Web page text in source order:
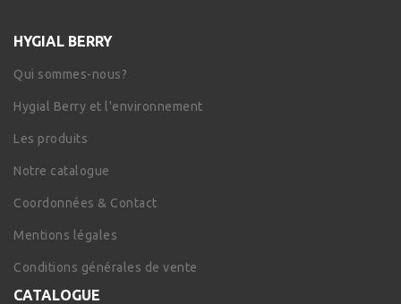
HYGIAL BERRY
Qui sommes-nous?
Hygial Berry et l'environnement
Les produits
Notre catalogue
Coordonnées & Contact
Mentions légales
Conditions générales de vente
CATALOGUE